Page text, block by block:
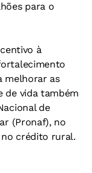
para o
à
melhorar as
de vida também
de
(Pronaf), no
crédito rural.